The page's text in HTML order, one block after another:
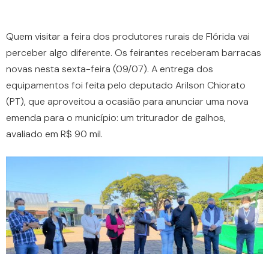
Quem visitar a feira dos produtores rurais de Flórida vai
perceber algo diferente. Os feirantes receberam barracas
novas nesta sexta-feira (09/07). A entrega dos
equipamentos foi feita pelo deputado Arilson Chiorato
(PT), que aproveitou a ocasião para anunciar uma nova
emenda para o município: um triturador de galhos,
avaliado em R$ 90 mil.